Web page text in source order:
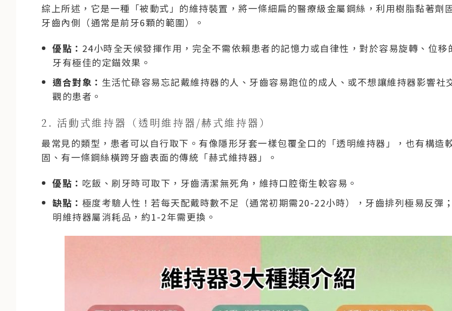
綜上所述，它是一種「被動式」的維持裝置，將一條細扁的醫療級金屬鋼絲，利用樹脂黏著劑
牙齒內側（通常是前牙6顆的範圍）。
優點： 24小時全天候發揮作用，完全不需依賴患者的記憶力或自律性，對於容易旋轉、位移
牙有極佳的定錨效果。
適合對象： 生活忙碌容易忘記戴維持器的人、牙齒容易跑位的成人、或不想讓維持器影響社
觀的患者。
2. 活動式維持器（透明維持器/赫式維持器）
最常見的類型，患者可以自行取下。有像隱形牙套一樣包覆全口的「透明維持器」，也有構造
固、有一條鋼絲橫跨牙齒表面的傳統「赫式維持器」。
優點： 吃飯、刷牙時可取下，牙齒清潔無死角，維持口腔衛生較容易。
缺點： 極度考驗人性！若每天配戴時數不足（通常初期需20-22小時），牙齒排列極易反彈
明維持器屬消耗品，約1-2年需更換。